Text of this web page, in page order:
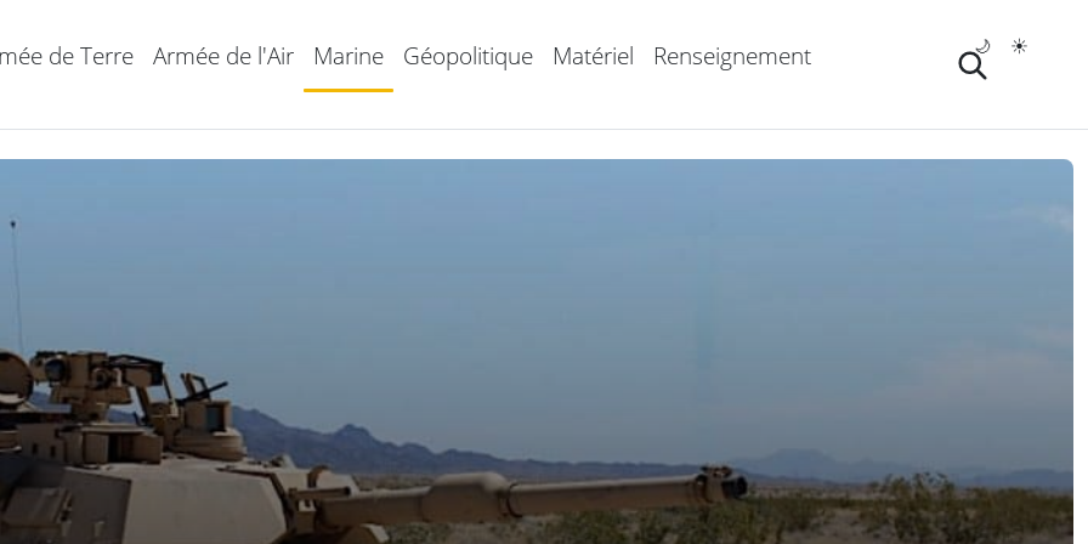
de Terre Armée de l'Air Marine Géopolitique Matériel Renseignement ☀️
🌙